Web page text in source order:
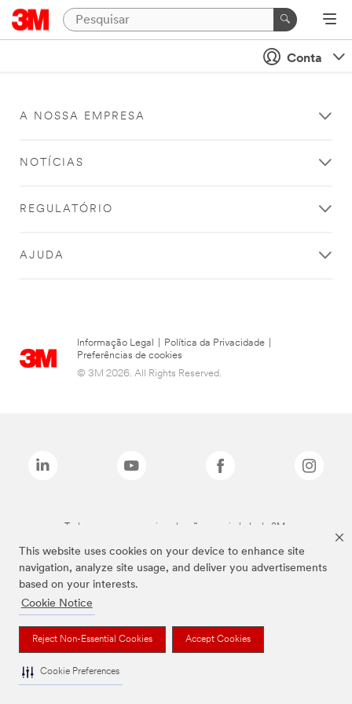
This website uses cookies on your device to enhance site
navigation, analyze site usage, and deliver you advertisements
based on your interests.
Cookie Notice
Reject Non-Essential Cookies Accept Cookies
Cookie Preferences
Conta
A NOSSA EMPRESA
NOTÍCIAS
REGULATÓRIO
AJUDA
Informação Legal Política da Privacidade
Preferências de cookies
© 3M 2026. All Rights Reserved.
Todas as marcas mencionadas são propriedade da 3M.